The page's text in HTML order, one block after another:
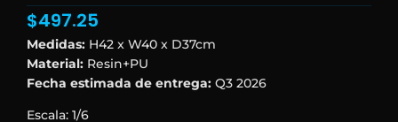
$497.25
Medidas: H42 x W40 x D37cm
Material: Resin+PU
Fecha estimada de entrega: Q3 2026
Escala: 1/6